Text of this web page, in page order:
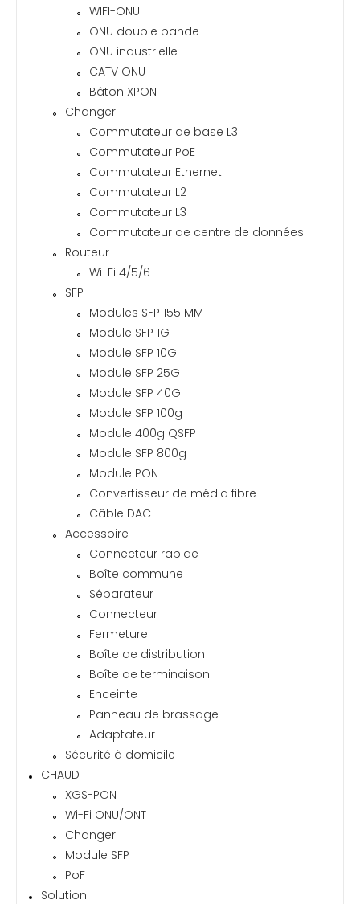
WIFI-ONU
ONU double bande
ONU industrielle
CATV ONU
Bâton XPON
Changer
Commutateur de base L3
Commutateur PoE
Commutateur Ethernet
Commutateur L2
Commutateur L3
Commutateur de centre de données
Routeur
Wi-Fi 4/5/6
SFP
Modules SFP 155 MM
Module SFP 1G
Module SFP 10G
Module SFP 25G
Module SFP 40G
Module SFP 100g
Module 400g QSFP
Module SFP 800g
Module PON
Convertisseur de média fibre
Câble DAC
Accessoire
Connecteur rapide
Boîte commune
Séparateur
Connecteur
Fermeture
Boîte de distribution
Boîte de terminaison
Enceinte
Panneau de brassage
Adaptateur
Sécurité à domicile
CHAUD
XGS-PON
Wi-Fi ONU/ONT
Changer
Module SFP
PoF
Solution